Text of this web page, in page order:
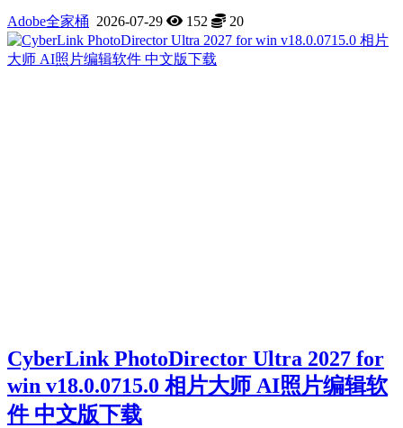
Adobe全家桶 2026-07-29 152 20
Cyber​​Link PhotoDirector Ultra 2027 for
win v18.0.0715.0 相片大师 AI照片编辑软
件 中文版下载